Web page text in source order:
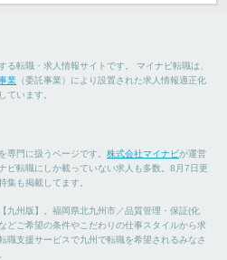
る転職・求人情報サイトです。 マイナビ転職は、
業 （委託事業）により設置された求人情報適正化
ています。
専門に扱うページです。 株式会社マイナビが運営
ビ転職にしか載っていない求人も多数。8月7日更
集も掲載してます。
九州版】。福岡県北九州市／品質管理・保証(化
どご希望の条件やこだわりの仕事スタイルから求
職支援サービスで九州で転職を希望されるみなさ